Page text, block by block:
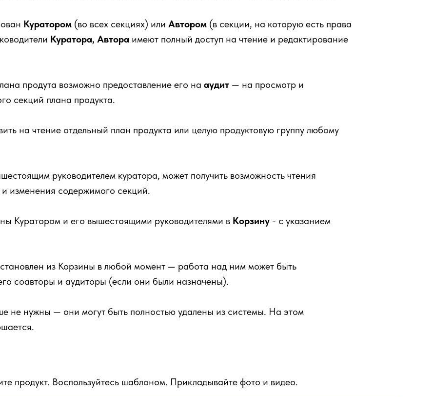
Куратором (во всех секциях) или Автором (в секции, на которую есть права
Куратора, Автора имеют полный доступ на чтение и редактирование
продута возможно предоставление его на аудит — на просмотр и
секций плана продукта.
на чтение отдельный план продукта или целую продуктовую группу любому
руководителем куратора, может получить возможность чтения
изменения содержимого секций.
Куратором и его вышестоящими руководителями в Корзину - с указанием
из Корзины в любой момент — работа над ним может быть
соавторы и аудиторы (если они были назначены).
не нужны — они могут быть полностью удалены из системы. На этом
продукт. Воспользуйтесь шаблоном. Прикладывайте фото и видео.